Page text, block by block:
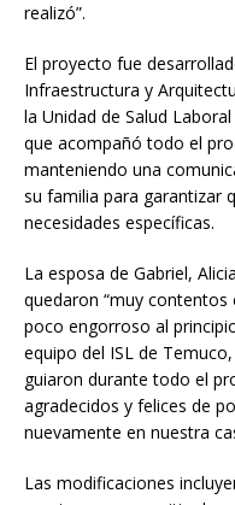
realizó”.
El proyecto fue
Infraestructura y
la Unidad de Salud
que acompañó todo el
manteniendo una
su familia para garantizar
necesidades específicas.
La esposa de Gabriel,
quedaron “muy
poco engorroso al
equipo del ISL de
guiaron durante todo el
agradecidos y felices de
nuevamente en nuestra
Las modificaciones